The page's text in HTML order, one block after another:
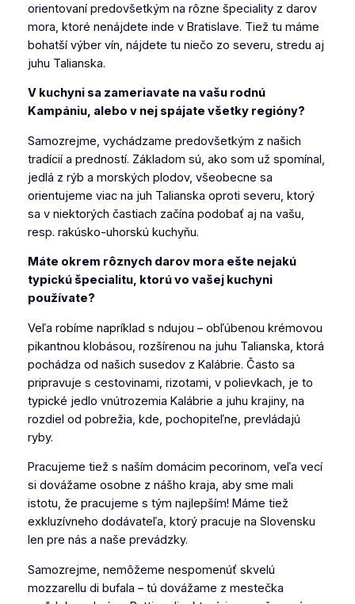
orientovaní predovšetkým na rôzne špeciality z darov
mora, ktoré nenájdete inde v Bratislave. Tiež tu máme
bohatší výber vín, nájdete tu niečo zo severu, stredu aj
juhu Talianska.
V kuchyni sa zameriavate na vašu rodnú
Kampániu, alebo v nej spájate všetky regióny?
Samozrejme, vychádzame predovšetkým z našich
tradícií a predností. Základom sú, ako som už spomínal,
jedlá z rýb a morských plodov, všeobecne sa
orientujeme viac na juh Talianska oproti severu, ktorý
sa v niektorých častiach začína podobať aj na vašu,
resp. rakúsko-uhorskú kuchyňu.
Máte okrem rôznych darov mora ešte nejakú
typickú špecialitu, ktorú vo vašej kuchyni
používate?
Veľa robíme napríklad s ndujou – obľúbenou krémovou
pikantnou klobásou, rozšírenou na juhu Talianska, ktorá
pochádza od našich susedov z Kalábrie. Často sa
pripravuje s cestovinami, rizotami, v polievkach, je to
typické jedlo vnútrozemia Kalábrie a juhu krajiny, na
rozdiel od pobrežia, kde, pochopiteľne, prevládajú
ryby.
Pracujeme tiež s naším domácim pecorinom, veľa vecí
si dovážame osobne z nášho kraja, aby sme mali
istotu, že pracujeme s tým najlepším! Máme tiež
exkluzívneho dodávateľa, ktorý pracuje na Slovensku
len pre nás a naše prevádzky.
Samozrejme, nemôžeme nespomenúť skvelú
mozzarellu di bufala – tú dovážame z mestečka